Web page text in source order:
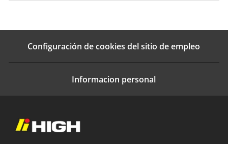
Configuración de cookies del sitio de empleo
Informacion personal